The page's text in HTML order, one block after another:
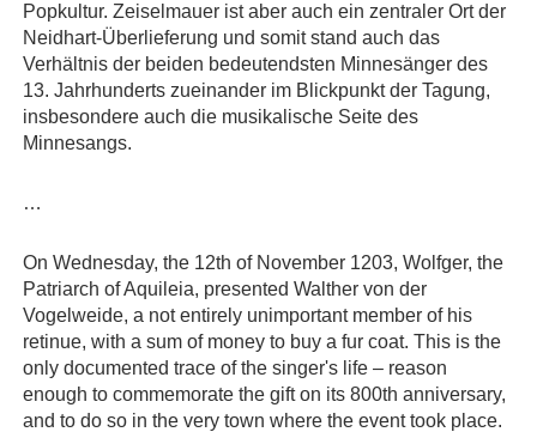
Popkultur. Zeiselmauer ist aber auch ein zentraler Ort der
Neidhart-Überlieferung und somit stand auch das
Verhältnis der beiden bedeutendsten Minnesänger des
13. Jahrhunderts zueinander im Blickpunkt der Tagung,
insbesondere auch die musikalische Seite des
Minnesangs.
…
On Wednesday, the 12th of November 1203, Wolfger, the
Patriarch of Aquileia, presented Walther von der
Vogelweide, a not entirely unimportant member of his
retinue, with a sum of money to buy a fur coat. This is the
only documented trace of the singer's life – reason
enough to commemorate the gift on its 800th anniversary,
and to do so in the very town where the event took place.